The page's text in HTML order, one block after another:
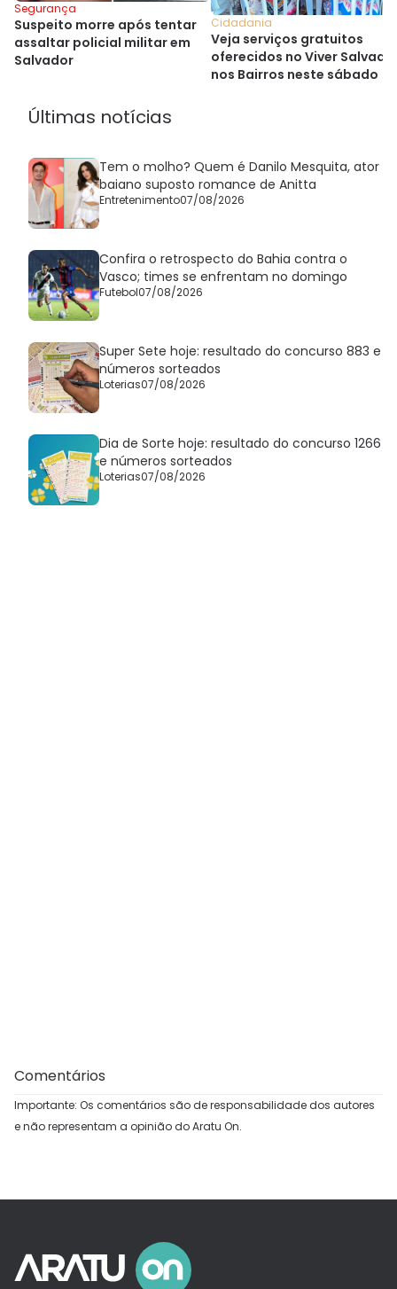
Segurança
Suspeito morre após tentar
assaltar policial militar em
Salvador
Cidadania
Veja serviços gratuitos
oferecidos no Viver
nos Bairros neste sábado
Últimas notícias
Tem o molho? Quem é Danilo Mesquita, ator
baiano suposto romance de Anitta
Entretenimento07/08/2026
Confira o retrospecto do Bahia contra o
Vasco; times se enfrentam no domingo
Futebol07/08/2026
Super Sete hoje: resultado do concurso 883 e
números sorteados
Loterias07/08/2026
Dia de Sorte hoje: resultado do concurso 1266
e números sorteados
Loterias07/08/2026
Comentários
Importante: Os comentários são de responsabilidade dos autores
e não representam a opinião do Aratu On.